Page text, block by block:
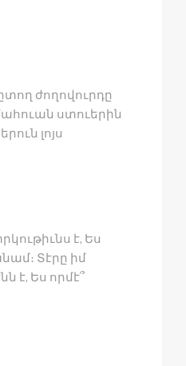
ժողովուրդը
ստուերին
լոյս
է, Ես
Տէրը իմ
է, Ես որմէ՞